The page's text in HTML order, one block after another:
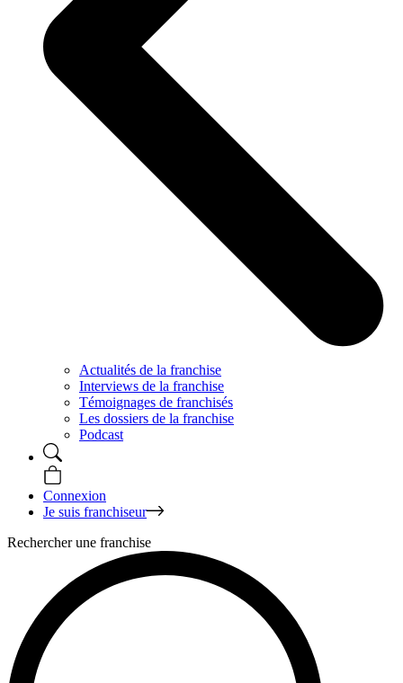
Actualités de la franchise
Interviews de la franchise
Témoignages de franchisés
Les dossiers de la franchise
Podcast
Connexion
Je suis franchiseur
Rechercher une franchise